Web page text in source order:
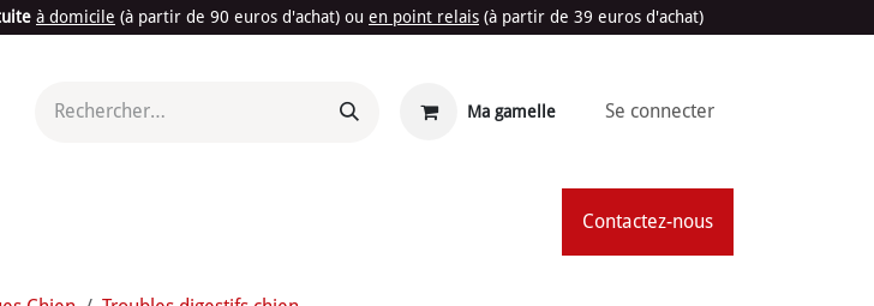
à domicile (à partir de 90 euros d'achat) ou en point relais (à partir de 39 euros d'achat)
Ma gamelle Se connecter
Contactez-nous